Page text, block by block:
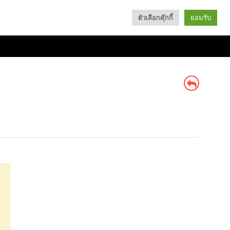
Categories
ตัวเลือกคุ๊กกี้ ยอมรับ